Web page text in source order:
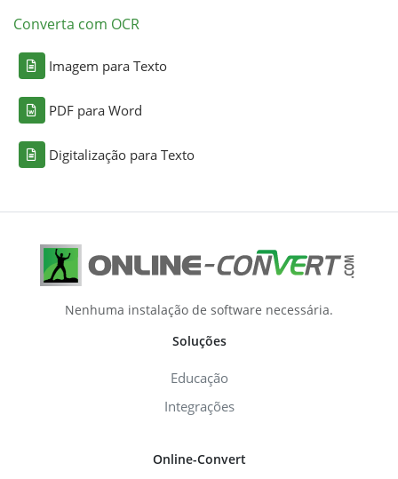
Converta com OCR
Imagem para Texto
PDF para Word
Digitalização para Texto
Nenhuma instalação de software necessária.
Soluções
Educação
Integrações
Online-Convert